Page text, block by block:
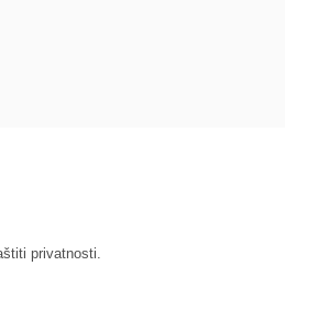
privatnosti.